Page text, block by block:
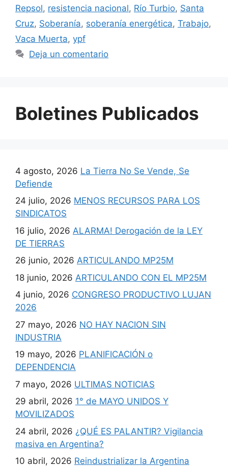
Repsol, resistencia nacional, Río Turbio, Santa
Cruz, Soberanía, soberanía energética, Trabajo,
Vaca Muerta, ypf
Deja un comentario
Boletines Publicados
4 agosto, 2026 La Tierra No Se Vende, Se
Defiende
24 julio, 2026 MENOS RECURSOS PARA LOS
SINDICATOS
16 julio, 2026 ALARMA! Derogación de la LEY
DE TIERRAS
26 junio, 2026 ARTICULANDO MP25M
18 junio, 2026 ARTICULANDO CON EL MP25M
4 junio, 2026 CONGRESO PRODUCTIVO LUJAN
2026
27 mayo, 2026 NO HAY NACION SIN
INDUSTRIA
19 mayo, 2026 PLANIFICACIÓN o
DEPENDENCIA
7 mayo, 2026 ULTIMAS NOTICIAS
29 abril, 2026 1° de MAYO UNIDOS Y
MOVILIZADOS
24 abril, 2026 ¿QUÉ ES PALANTIR? Vigilancia
masiva en Argentina?
10 abril, 2026 Reindustrializar la Argentina